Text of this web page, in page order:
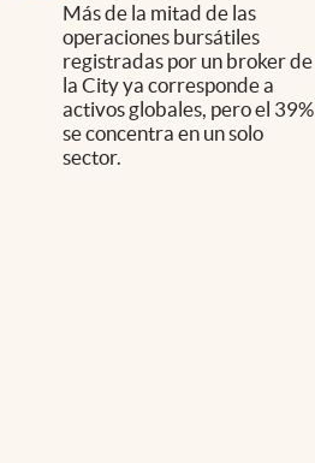
Más de la mitad de las
operaciones bursátiles
registradas por un broker de
la City ya corresponde a
activos globales, pero el 39%
se concentra en un solo
sector.